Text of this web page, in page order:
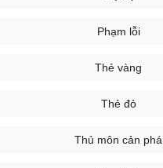
Phạm lỗi
Thẻ vàng
Thẻ đỏ
Thủ môn cản phá